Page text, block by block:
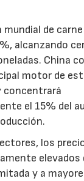
mundial de
alcanzando
China
motor de
concentrará
el 15% del
los
elevados
y a